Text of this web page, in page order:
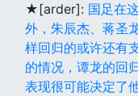
★[arder]: 国足在
外，朱辰杰、蒋圣
样回归的或许还有
的情况，谭龙的回
表现很可能决定了